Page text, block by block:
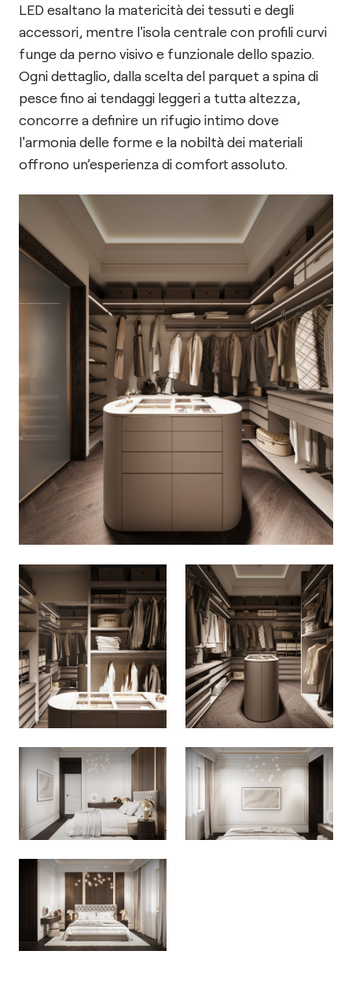
LED esaltano la matericità dei tessuti e degli
accessori, mentre l'isola centrale con profili curvi
funge da perno visivo e funzionale dello spazio.
Ogni dettaglio, dalla scelta del parquet a spina di
pesce fino ai tendaggi leggeri a tutta altezza,
concorre a definire un rifugio intimo dove
l'armonia delle forme e la nobiltà dei materiali
offrono un’esperienza di comfort assoluto.